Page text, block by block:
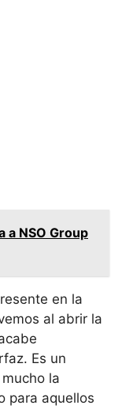
a NSO Group
en la
al abrir la
Es un
la
para aquellos